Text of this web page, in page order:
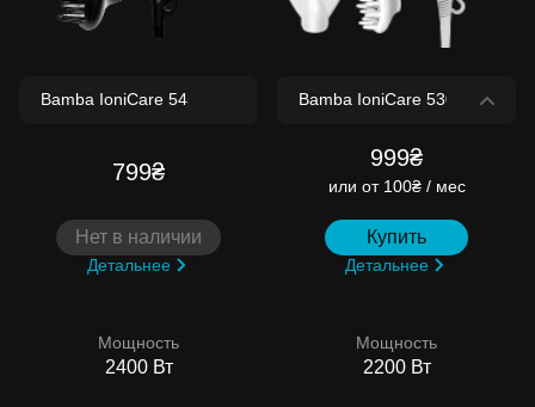
799₴
Нет в наличии
Детальнее
Мощность
2400 Вт
999₴
или от 100₴ / мес
Купить
Детальнее
Мощность
2200 Вт